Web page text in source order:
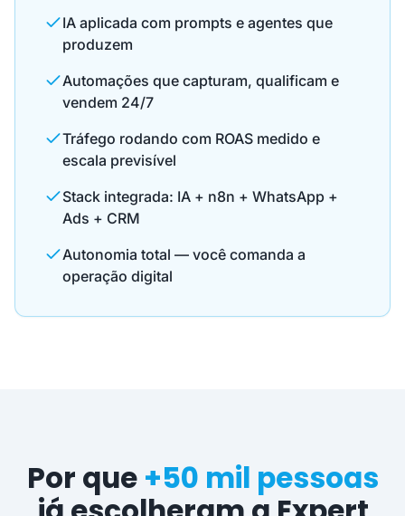
IA aplicada com prompts e agentes que
produzem
Automações que capturam, qualificam e
vendem 24/7
Tráfego rodando com ROAS medido e
escala previsível
Stack integrada: IA + n8n + WhatsApp +
Ads + CRM
Autonomia total — você comanda a
operação digital
Por que +50 mil pessoas